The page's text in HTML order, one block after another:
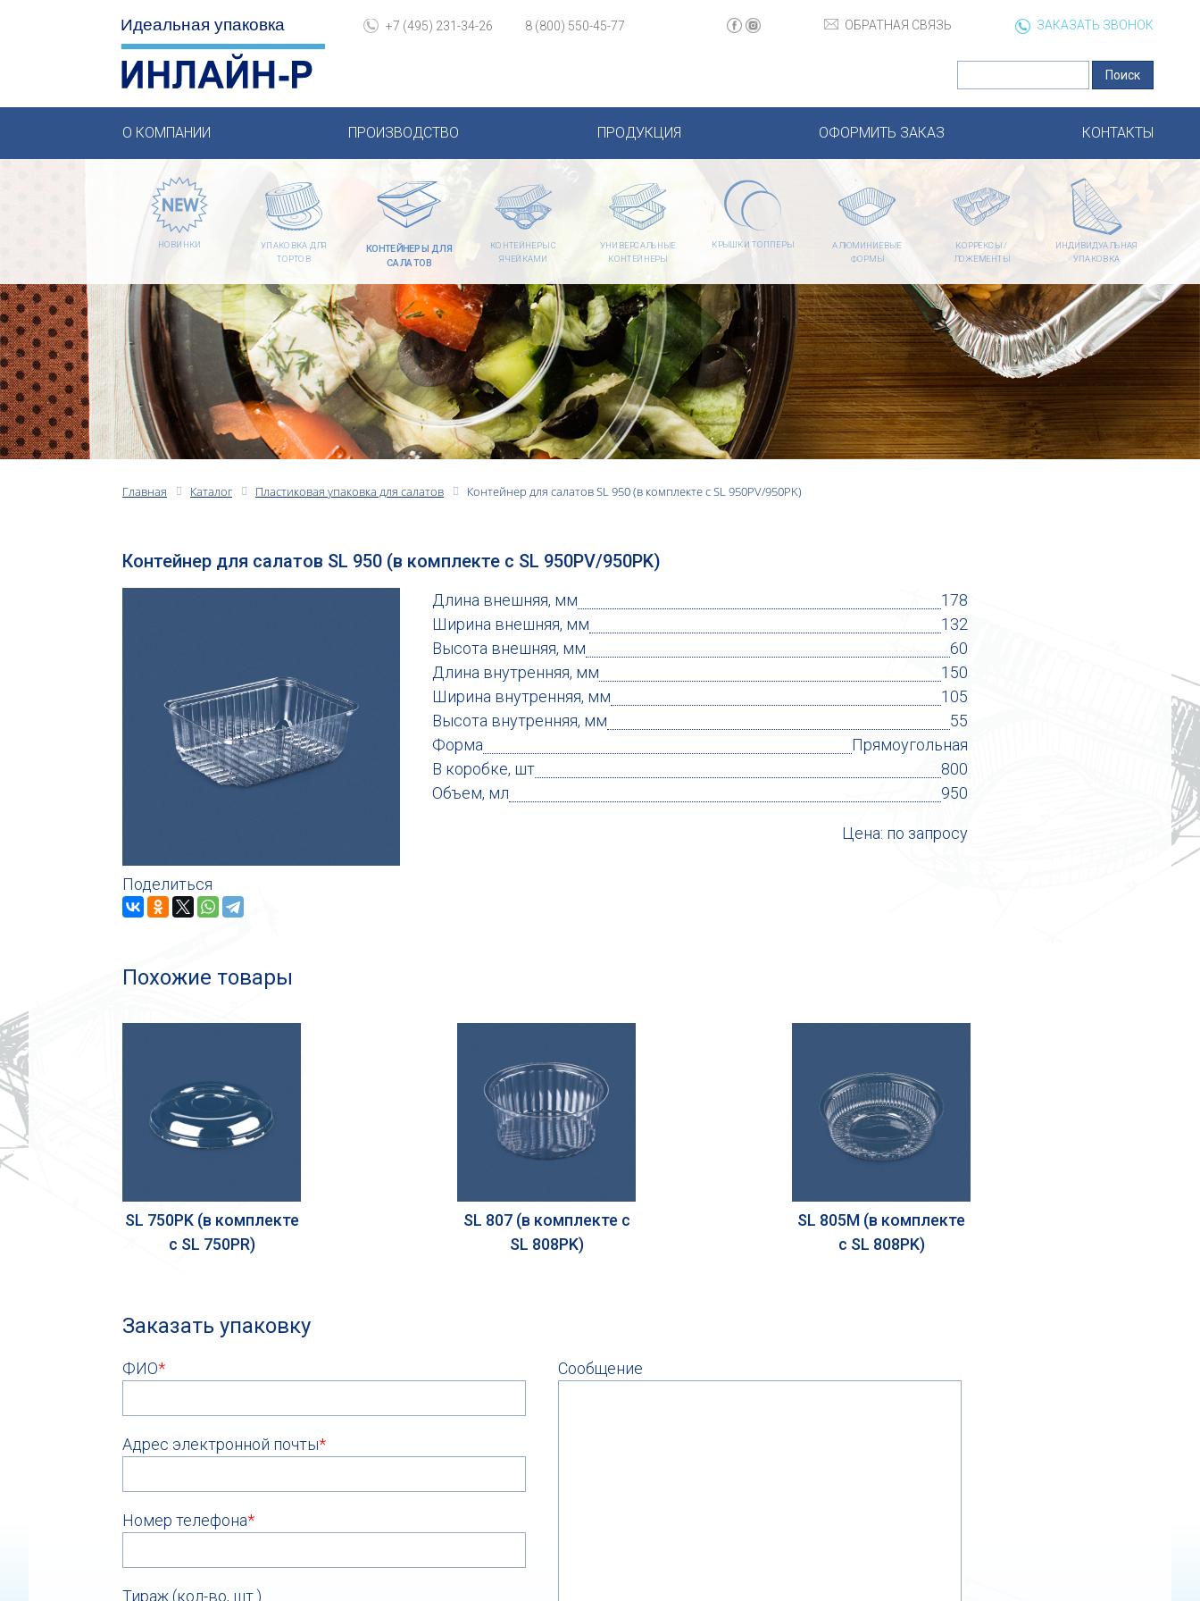
+7 (495) 231-34-26 8 (800) 550-45-77 ОБРАТНАЯ СВЯЗЬ ЗАКАЗАТЬ ЗВОНОК
О КОМПАНИИ ПРОИЗВОДСТВО ПРОДУКЦИЯ ОФОРМИТЬ ЗАКАЗ КОНТАКТЫ
НОВИНКИ УПАКОВКА ДЛЯ
ТОРТОВ
КОНТЕЙНЕРЫ ДЛЯ
САЛАТОВ
КОНТЕЙНЕРЫ С
ЯЧЕЙКАМИ
УНИВЕРСАЛЬНЫЕ
КОНТЕЙНЕРЫ
КРЫШКИ ТОППЕРЫ АЛЮМИНИЕВЫЕ
ФОРМЫ
КОРРЕКСЫ /
ЛОЖЕМЕНТЫ
ИНДИВИДУАЛЬНАЯ
УПАКОВКА
Главная Каталог Пластиковая упаковка для салатов Контейнер для салатов SL 950 (в комплекте с SL 950PV/950PK)
Контейнер для салатов SL 950 (в комплекте с SL 950PV/950PK)
Длина внешняя, мм
178
Ширина внешняя, мм
132
Высота внешняя, мм
60
Длина внутренняя, мм
150
Ширина внутренняя, мм
105
Высота внутренняя, мм
55
Форма
Прямоугольная
В коробке, шт
800
Объем, мл
950
Цена: по запросу
Поделиться
Похожие товары
SL 750PK (в комплекте
с SL 750PR)
SL 807 (в комплекте с
SL 808PK)
SL 805M (в комплекте
с SL 808PK)
Заказать упаковку
ФИО*
Адрес электронной почты*
Номер телефона*
Тираж (кол-во, шт.)
Сообщение